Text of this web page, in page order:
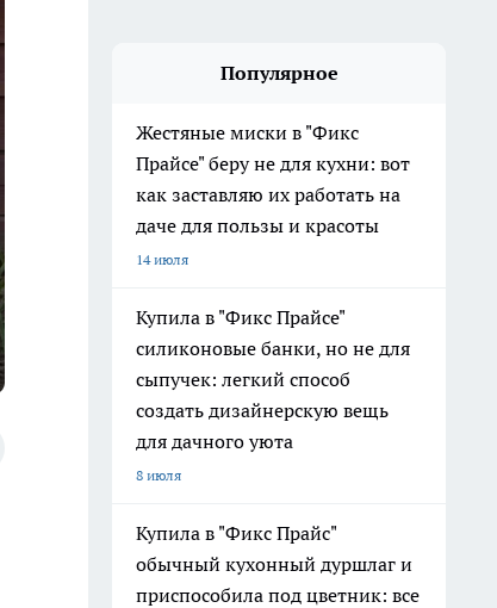
Популярное
Жестяные миски в "Фикс
Прайсе" беру не для кухни: вот
как заставляю их работать на
даче для пользы и красоты
14 июля
Купила в "Фикс Прайсе"
силиконовые банки, но не для
сыпучек: легкий способ
создать дизайнерскую вещь
для дачного уюта
8 июля
Купила в "Фикс Прайс"
обычный кухонный дуршлаг и
приспособила под цветник: все